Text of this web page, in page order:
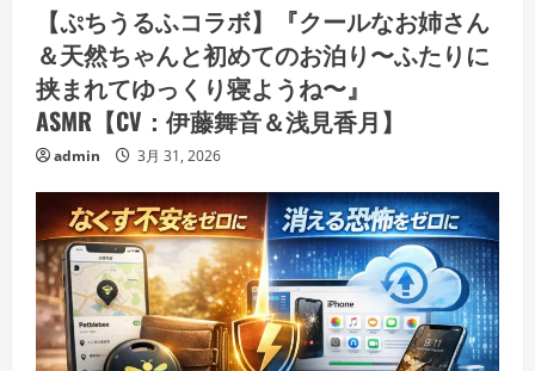
【ぷちうるふコラボ】『クールなお姉さん
＆天然ちゃんと初めてのお泊り〜ふたりに
挟まれてゆっくり寝ようね〜』
ASMR【CV：伊藤舞音＆浅見香月】
admin 3月 31, 2026